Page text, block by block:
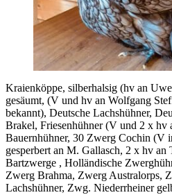
Kraienköppe, silberhalsig (hv an
gesäumt, (V und hv an Wolfgang
bekannt), Deutsche Lachshühner,
Brakel, Friesenhühner (V und 2 x hv
Bauernhühner, 30 Zwerg Cochin (V
gesperbert an M. Gallasch, 2 x hv an
Bartzwerge , Holländische
Zwerg Brahma, Zwerg Australorps,
Lachshühner, Zwg. Niederrheiner